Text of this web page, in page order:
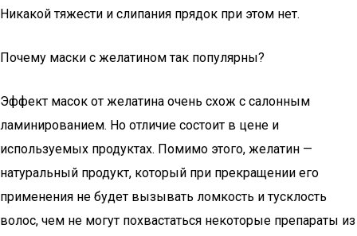
Никакой тяжести и слипания прядок при этом нет.
Почему маски с желатином так популярны?
Эффект масок от желатина очень схож с салонным
ламинированием. Но отличие состоит в цене и
используемых продуктах. Помимо этого, желатин —
натуральный продукт, который при прекращении его
применения не будет вызывать ломкость и тусклость
волос, чем не могут похвастаться некоторые препараты из